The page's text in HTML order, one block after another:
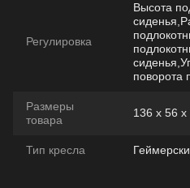
Регулировка
Высота
поворота
Размеры
товара
136 х 56
Тип кресла